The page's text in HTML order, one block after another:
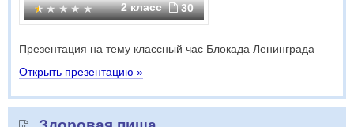
2 класс 30
Презентация на тему классный час Блокада Ленинграда
Открыть презентацию »